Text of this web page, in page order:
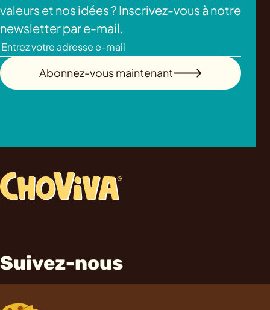
valeurs et nos idées ? Inscrivez-vous à notre
newsletter par e-mail.
Abonnez-vous maintenant
Suivez-nous